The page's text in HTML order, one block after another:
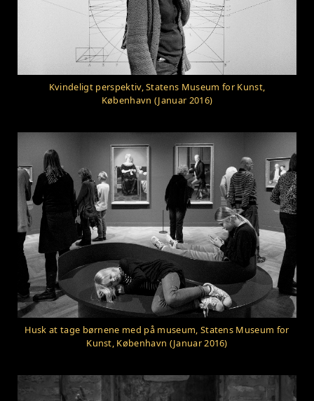
Kvindeligt perspektiv, Statens Museum for Kunst,
København (Januar 2016)
Husk at tage børnene med på museum, Statens Museum for
Kunst, København (Januar 2016)